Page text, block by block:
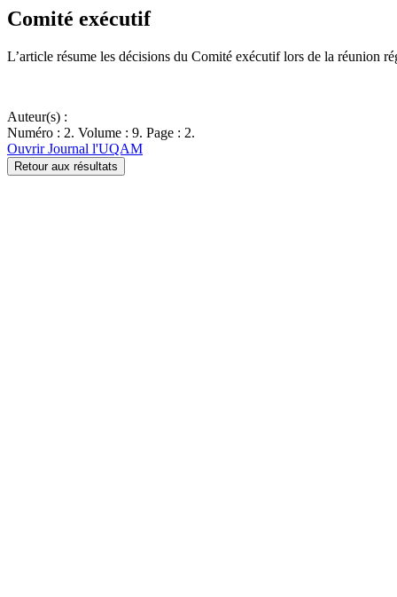
Comité exécutif
L’article résume les décisions du Comité exécutif lors de la réunion
Auteur(s) :
Numéro : 2. Volume : 9. Page : 2.
Ouvrir Journal l'UQAM
Retour aux résultats